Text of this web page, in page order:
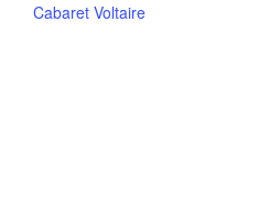
Cabaret Voltaire